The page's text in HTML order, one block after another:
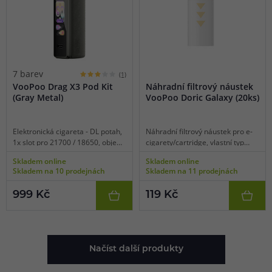
Futuristický design s rychlonabíjením a jednoduchými
technologie v kompaktním balení.
Baterie: 800 mAh
Objem: 2 ml
Bezpečnost a kvalita VooPoo
Všechny produkty VooPoo splňují přísné evropské normy a
zařízení má komplexní bezpečnostní systém zahrnující
ochranu proti přehřátí, zkratu, přetížení a přebití baterie.
7 barev (1)
VooPoo Drag X3 Pod Kit
(Gray Metal)
Elektronická cigareta - DL potah,
1x slot pro 21700 / 18650, objem
80W, dobíjení USB-C, regulace
air-flow, dotykový displej,
luxusní zpracování, kompatibilní s
Skladem online
Skladem na 10 prodejnách
999 Kč
Náhradní filtrový náustek
VooPoo Doric Galaxy (20ks)
Náhradní filtrový náustek pro e-
cigarety/cartridge, vlastní typ
Doric Galaxy, bílá barva, balení
20 ks.
Skladem online
Skladem na 11 prodejnách
119 Kč
Načíst další produkty